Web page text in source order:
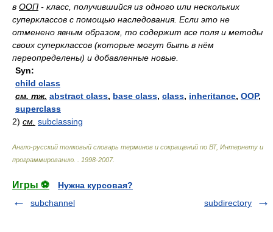
в ООП - класс, получившийся из одного или нескольких
суперклассов с помощью наследования. Если это не
отменено явным образом, то содержит все поля и методы
своих суперклассов (которые могут быть в нём
переопределены) и добавленные новые.
Syn:
child class
см. тж. abstract class, base class, class, inheritance, OOP,
superclass
2) см. subclassing
Англо-русский толковый словарь терминов и сокращений по ВТ, Интернету и
программированию.
1998-2007.
Игры ⚽
Нужна курсовая?
subchannel
subdirectory